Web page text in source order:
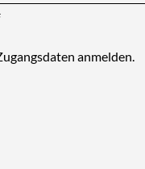
anmelden.